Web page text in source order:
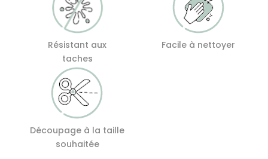
Résistant aux
taches
Facile à nettoyer
Découpage à la taille
souhaitée